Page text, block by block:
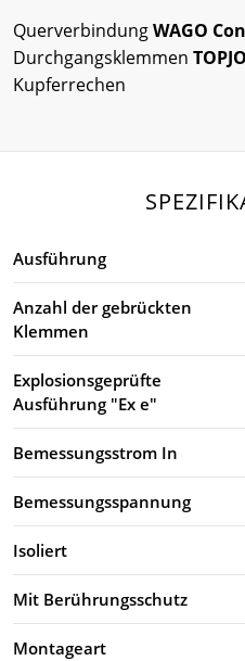
QuerverbindungWAGO
Durchgangsklemmen
Kupferrechen
Ausführung
Anzahl der gebrückten
Klemmen
Explosionsgeprüfte
Ausführung "Ex e"
Bemessungsstrom In
Bemessungsspannung
Isoliert
Mit Berührungsschutz
Montageart